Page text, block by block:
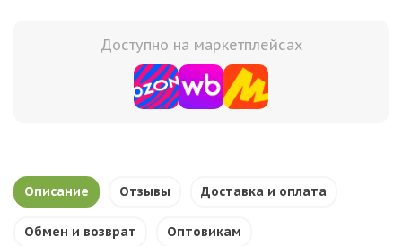
Доступно на маркетплейсах
Описание Отзывы Доставка и оплата
Обмен и возврат Оптовикам